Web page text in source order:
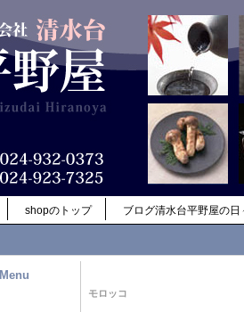
shopのトップ ブログ清水台平野屋の日
Menu
モロッコ